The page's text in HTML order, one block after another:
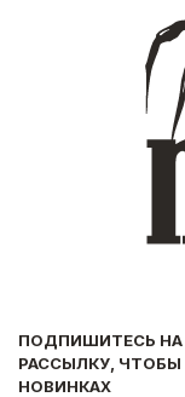
ПОДПИШИТЕСЬ НА
РАССЫЛКУ,
НОВИНКАХ